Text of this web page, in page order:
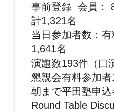
事前登録 会員
計1,321名
当日参加者数：
1,641名
演題数193件（口
懇親会有料参加者
朝まで平田塾申込
Round Table